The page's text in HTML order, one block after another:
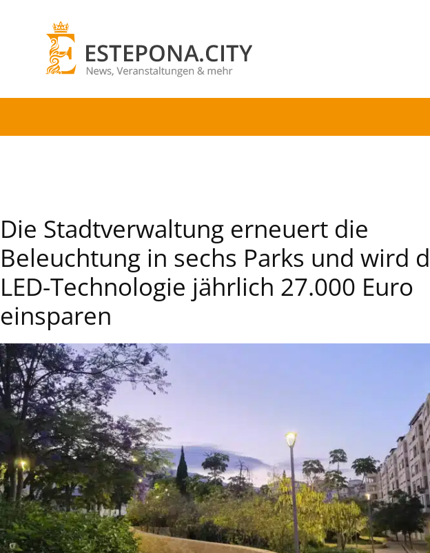
Die Stadtverwaltung erneuert die
Beleuchtung in sechs Parks und wird
LED-Technologie jährlich 27.000 Euro
einsparen